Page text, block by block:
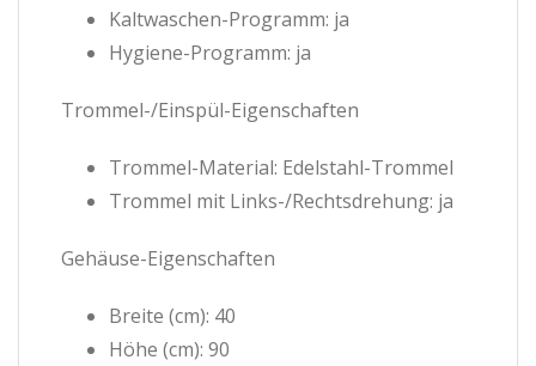
Kaltwaschen-Programm: ja
Hygiene-Programm: ja
Trommel-/Einspül-Eigenschaften
Trommel-Material: Edelstahl-Trommel
Trommel mit Links-/Rechtsdrehung: ja
Gehäuse-Eigenschaften
Breite (cm): 40
Höhe (cm): 90